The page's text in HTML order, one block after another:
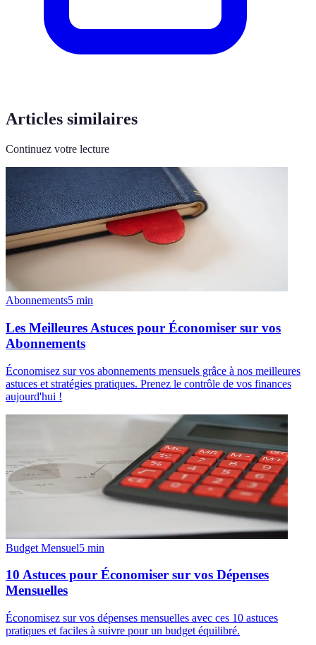
Articles similaires
Continuez votre lecture
Abonnements5 min
Les Meilleures Astuces pour Économiser sur vos
Abonnements
Économisez sur vos abonnements mensuels grâce à nos meilleures
astuces et stratégies pratiques. Prenez le contrôle de vos finances
aujourd'hui !
Budget Mensuel5 min
10 Astuces pour Économiser sur vos Dépenses
Mensuelles
Économisez sur vos dépenses mensuelles avec ces 10 astuces
pratiques et faciles à suivre pour un budget équilibré.